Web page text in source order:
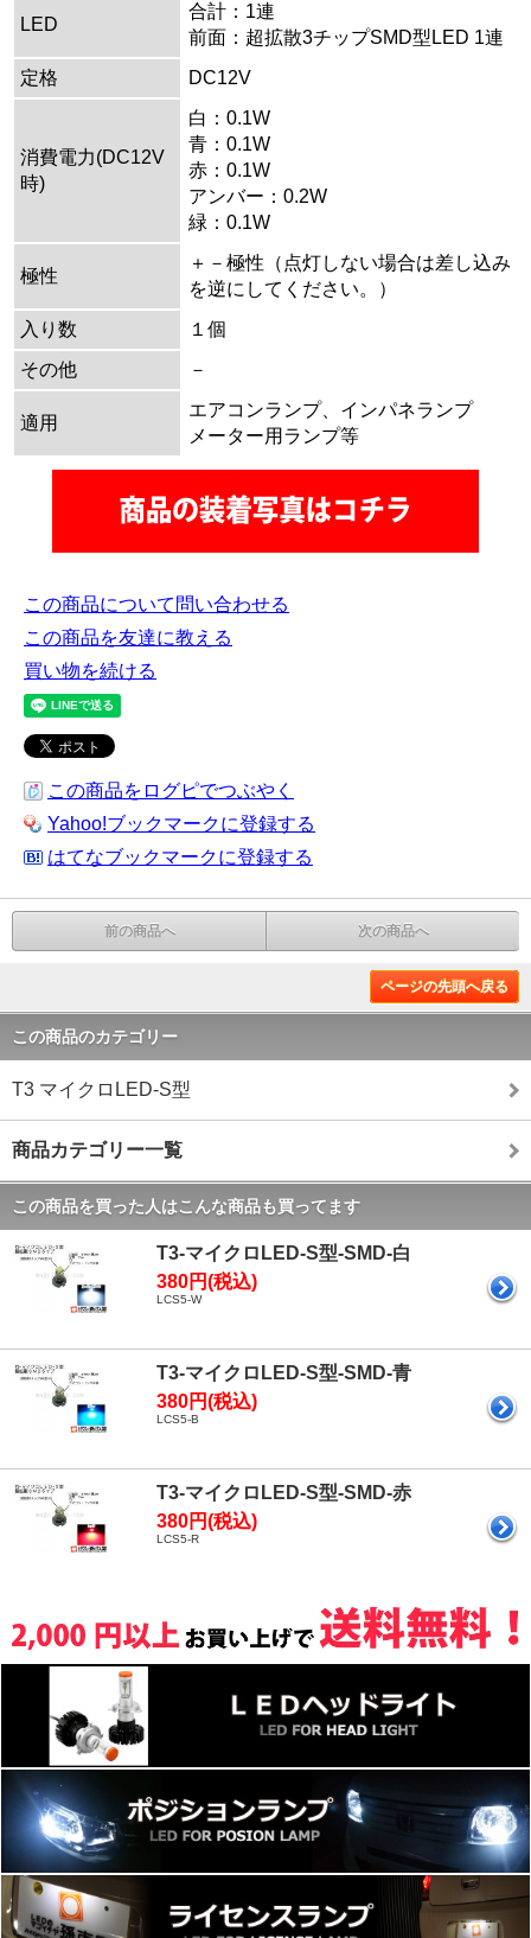
LED
合計：1連
前面：超拡散3チップSMD型LED 1連
定格
DC12V
消費電力(DC12V
時)
白：0.1W
青：0.1W
赤：0.1W
アンバー：0.2W
緑：0.1W
極性
＋－極性（点灯しない場合は差し込み
を逆にしてください。）
入り数
１個
その他
－
適用
エアコンランプ、インパネランプ
メーター用ランプ等
この商品について問い合わせる
この商品を友達に教える
買い物を続ける
この商品をログピでつぶやく
Yahoo!ブックマークに登録する
はてなブックマークに登録する
前の商品へ 次の商品へ
ページの先頭へ戻る
この商品のカテゴリー
T3 マイクロLED-S型
商品カテゴリー一覧
この商品を買った人はこんな商品も買ってます
T3-マイクロLED-S型-SMD-白
380円(税込)
LCS5-W
T3-マイクロLED-S型-SMD-青
380円(税込)
LCS5-B
T3-マイクロLED-S型-SMD-赤
380円(税込)
LCS5-R